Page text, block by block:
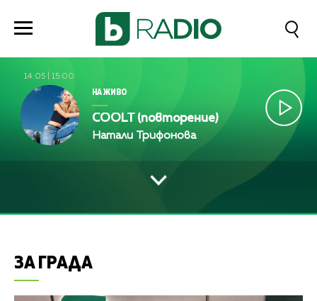
14:05 15:00
НА ЖИВО
COOLT (повторение)
Натали Трифонова
ЗА ГРАДА